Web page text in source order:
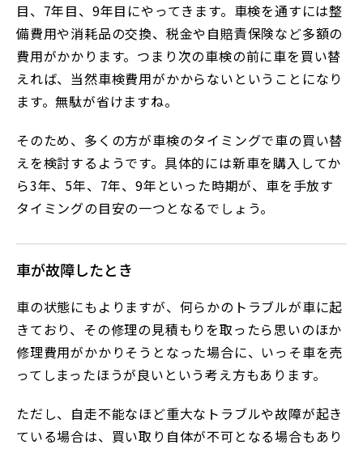
目、7年目、9年目にやってきます。車検を通すには整
備費用や消耗品の交換、税金や自賠責保険など多額の
費用がかかります。つまり次の車検の前に車を買い替
えれば、当然車検費用がかからないということになり
ます。無駄が省けますね。
そのため、多くの方が車検のタイミングで車の買い替
えを検討するようです。具体的には新車を購入してか
ら3年、5年、7年、9年といった時期が、車を手放す
タイミングの目安の一つとなるでしょう。
車が故障したとき
車の状態にもよりますが、何らかのトラブルが車に起
きており、その修理の見積もりを取ったら思いのほか
修理費用がかかりそうとなった場合に、いっそ車を売
ってしまったほうが良いという考え方もあります。
ただし、自走不能なほど重大なトラブルや故障が起き
ている場合は、買い取り自体が不可となる場合もあり